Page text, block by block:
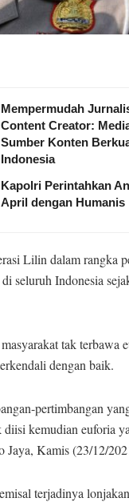
Mempermudah
Content Creator:
Sumber Konten
Indonesia
Kapolri Perintahkan
April dengan Humanis
Lilin dalam rangka
seluruh Indonesia
tak terbawa
dengan baik.
pertimbangan
kemudian euforia
Jaya, Kamis (23/12/
terjadinya